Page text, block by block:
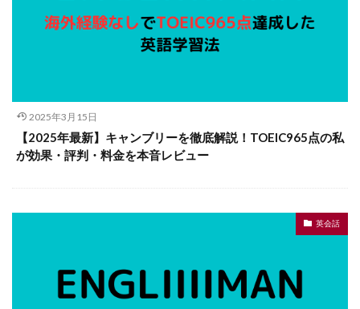
2025年3月15日
【2025年最新】キャンブリーを徹底解説！TOEIC965点の私
が効果・評判・料金を本音レビュー
英会話